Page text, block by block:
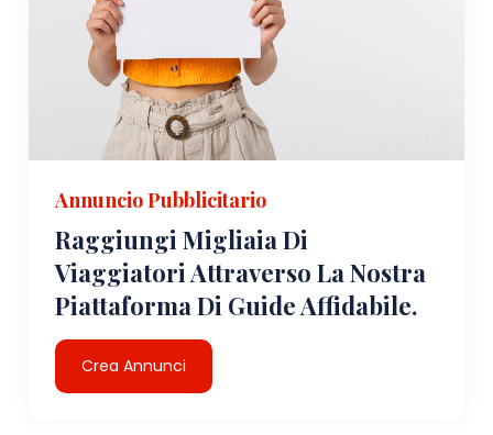
Annuncio Pubblicitario
Raggiungi Migliaia Di
Viaggiatori Attraverso La Nostra
Piattaforma Di Guide Affidabile.
Crea Annunci